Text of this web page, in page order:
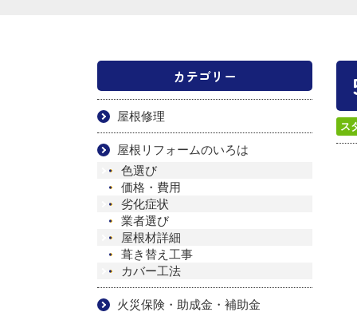
ス
カテゴリー
屋根修理
屋根リフォームのいろは
色選び
価格・費用
劣化症状
業者選び
屋根材詳細
葺き替え工事
カバー工法
火災保険・助成金・補助金